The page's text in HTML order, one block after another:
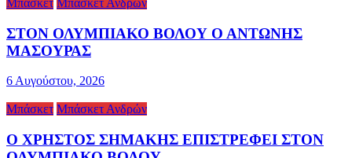
ΣΤΟΝ ΟΛΥΜΠΙΑΚΟ ΒΟΛΟΥ Ο ΑΝΤΩΝΗΣ
ΜΑΣΟΥΡΑΣ
6 Αυγούστου, 2026
Μπάσκετ Μπάσκετ Ανδρών
Ο ΧΡΗΣΤΟΣ ΣΗΜΑΚΗΣ ΕΠΙΣΤΡΕΦΕΙ ΣΤΟΝ